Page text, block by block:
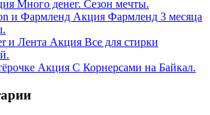
Много денег. Сезон мечты.
и Фармленд Акция Фармленд 3 месяца
и Лента Акция Все для стирки
Акция С Корнерсами на Байкал.